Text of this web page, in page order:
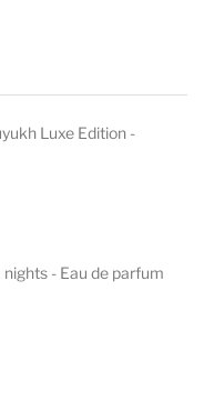
Luxe Edition -
- Eau de parfum